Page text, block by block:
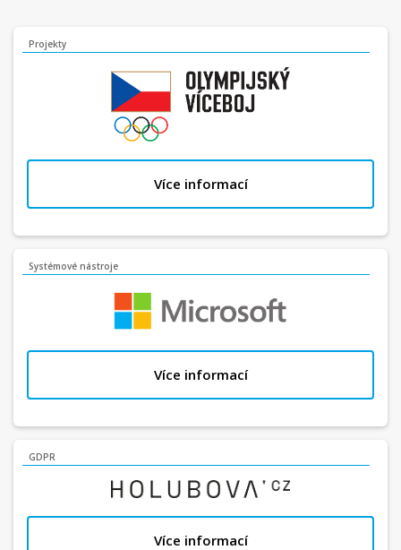
Projekty
Více informací
Systémové nástroje
Více informací
GDPR
Více informací